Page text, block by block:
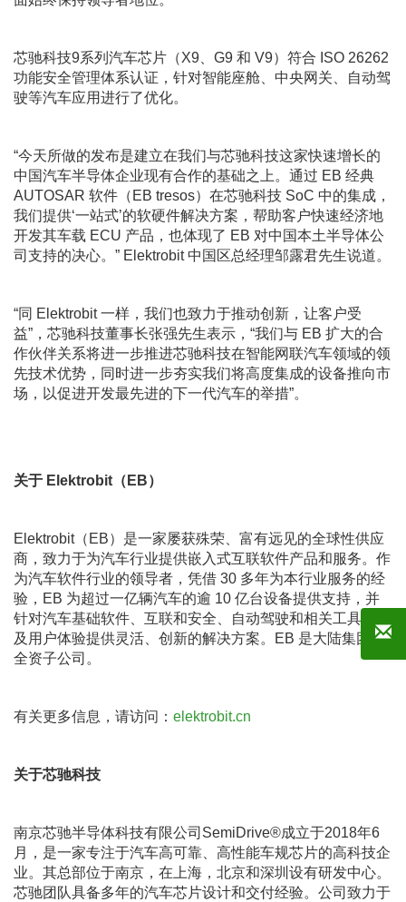
芯驰科技9系列汽车芯片（X9、G9 和 V9）符合 ISO 26262
功能安全管理体系认证，针对智能座舱、中央网关、自动驾
驶等汽车应用进行了优化。
“今天所做的发布是建立在我们与芯驰科技这家快速增长的
中国汽车半导体企业现有合作的基础之上。通过 EB 经典
AUTOSAR 软件（EB tresos）在芯驰科技 SoC 中的集成，
我们提供‘一站式’的软硬件解决方案，帮助客户快速经济地
开发其车载 ECU 产品，也体现了 EB 对中国本土半导体公
司支持的决心。” Elektrobit 中国区总经理邹露君先生说道。
“同 Elektrobit 一样，我们也致力于推动创新，让客户受
益”，芯驰科技董事长张强先生表示，“我们与 EB 扩大的合
作伙伴关系将进一步推进芯驰科技在智能网联汽车领域的领
先技术优势，同时进一步夯实我们将高度集成的设备推向市
场，以促进开发最先进的下一代汽车的举措”。
关于 Elektrobit （ EB）
Elektrobit（EB）是一家屡获殊荣、富有远见的全球性供应
商，致力于为汽车行业提供嵌入式互联软件产品和服务。作
为汽车软件行业的领导者，凭借 30 多年为本行业服务的经
验，EB 为超过一亿辆汽车的逾 10 亿台设备提供支持，并
针对汽车基础软件、互联和安全、自动驾驶和相关工具，以
及用户体验提供灵活、创新的解决方案。EB 是大陆集团的
全资子公司。
有关更多信息，请访问： elektrobit.cn
关于芯驰科技
南京芯驰半导体科技有限公司SemiDrive®成立于2018年6
月，是一家专注于汽车高可靠、高性能车规芯片的高科技企
业。其总部位于南京，在上海，北京和深圳设有研发中心。
芯驰团队具备多年的汽车芯片设计和交付经验。公司致力于